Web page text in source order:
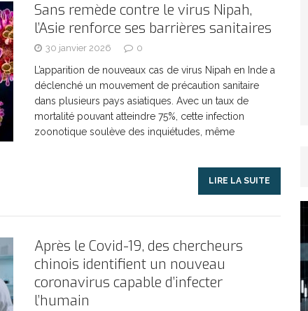
ARTICLES RÉÇENTS
Et si le temps n’existait pas ? ARTICLES RÉÇENTS
Le régime méditerranéen : un bouclier contre
Énergie solaire : l’Afrique passe de la pénurie à
ARTICLES RÉÇENTS
Washington refuse de payer et met l’ONU en péril
Sans remède contre le virus Nipah,
l’Asie renforce ses barrières sanitaires
30 janvier 2026 0
L’apparition de nouveaux cas de virus Nipah en Inde a
déclenché un mouvement de précaution sanitaire
dans plusieurs pays asiatiques. Avec un taux de
mortalité pouvant atteindre 75%, cette infection
zoonotique soulève des inquiétudes, même
LIRE LA SUITE
Après le Covid-19, des chercheurs
chinois identifient un nouveau
coronavirus capable d’infecter
l’humain